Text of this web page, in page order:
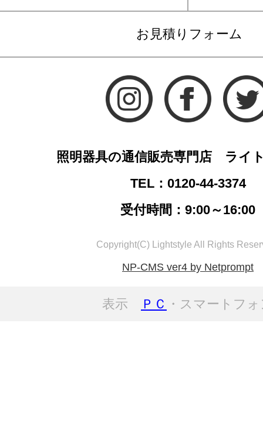
お見積りフォーム
照明器具の通信販売専門店 ライ
TEL：0120-44-3374
受付時間：9:00～16:00
Copyright(C) Lightstyle All Rights
NP-CMS ver4 by Netprompt
表示 ＰＣ ・スマートフ